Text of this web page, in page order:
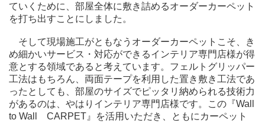
ていくために、部屋全体に敷き詰めるオーダーカーペット
を打ち出すことにしました。
そして現場施工がともなうオーダーカーペットこそ、き
め細かいサービス・対応ができるインテリア専門店様が得
意とする領域であると考えています。フェルトグリッパー
工法はもちろん、両面テープを利用した置き敷き工法であ
ったとしても、部屋のサイズでピッタリ納められる技術力
があるのは、やはりインテリア専門店様です。この『Wall
to Wall CARPET』を活用いただき、ともにカーペット